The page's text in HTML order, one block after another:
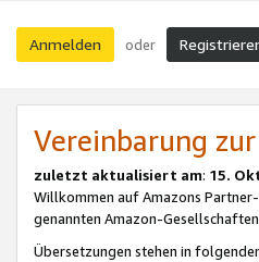
Anmelden oder
Vereinbarung
zuletzt aktualisiert am: 15.
Willkommen auf Amazons
genannten Amazon-Gesellschaften
Übersetzungen stehen in